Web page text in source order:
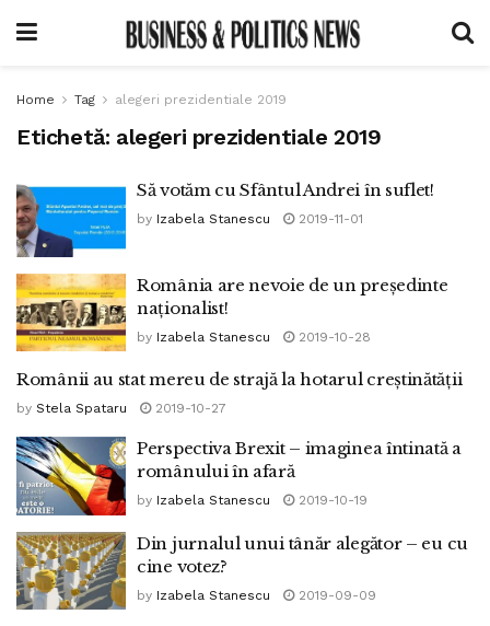
Home Tag alegeri prezidentiale 2019
Etichetă: alegeri prezidentiale 2019
Să votăm cu Sfântul Andrei în suflet!
by Izabela Stanescu 2019-11-01
România are nevoie de un președinte
naționalist!
by Izabela Stanescu 2019-10-28
Românii au stat mereu de strajă la hotarul creștinătății
by Stela Spataru 2019-10-27
Perspectiva Brexit – imaginea întinată a
românului în afară
by Izabela Stanescu 2019-10-19
Din jurnalul unui tânăr alegător – eu cu
cine votez?
by Izabela Stanescu 2019-09-09